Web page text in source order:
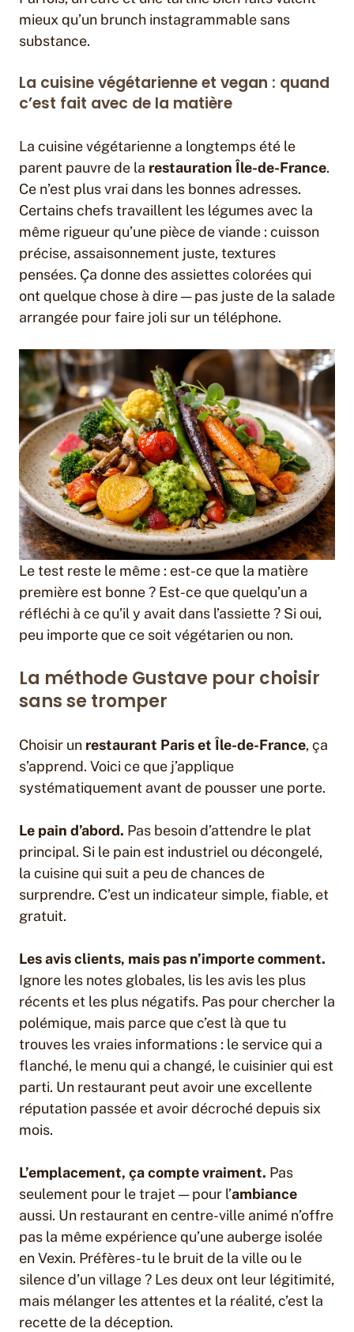
mieux qu’un brunch instagrammable sans
substance.
La cuisine végétarienne et vegan : quand
c’est fait avec de la matière
La cuisine végétarienne a longtemps été le
parent pauvre de la restauration Île-de-France.
Ce n’est plus vrai dans les bonnes adresses.
Certains chefs travaillent les légumes avec la
même rigueur qu’une pièce de viande : cuisson
précise, assaisonnement juste, textures
pensées. Ça donne des assiettes colorées qui
ont quelque chose à dire — pas juste de la salade
arrangée pour faire joli sur un téléphone.
Le test reste le même : est-ce que la matière
première est bonne ? Est-ce que quelqu’un a
réfléchi à ce qu’il y avait dans l’assiette ? Si oui,
peu importe que ce soit végétarien ou non.
La méthode Gustave pour choisir
sans se tromper
Choisir un restaurant Paris et Île-de-France, ça
s’apprend. Voici ce que j’applique
systématiquement avant de pousser une porte.
Le pain d’abord. Pas besoin d’attendre le plat
principal. Si le pain est industriel ou décongelé,
la cuisine qui suit a peu de chances de
surprendre. C’est un indicateur simple, fiable, et
gratuit.
Les avis clients, mais pas n’importe comment.
Ignore les notes globales, lis les avis les plus
récents et les plus négatifs. Pas pour chercher la
polémique, mais parce que c’est là que tu
trouves les vraies informations : le service qui a
flanché, le menu qui a changé, le cuisinier qui est
parti. Un restaurant peut avoir une excellente
réputation passée et avoir décroché depuis six
mois.
L’emplacement, ça compte vraiment. Pas
seulement pour le trajet — pour l’ambiance
aussi. Un restaurant en centre-ville animé n’offre
pas la même expérience qu’une auberge isolée
en Vexin. Préfères-tu le bruit de la ville ou le
silence d’un village ? Les deux ont leur légitimité,
mais mélanger les attentes et la réalité, c’est la
recette de la déception.